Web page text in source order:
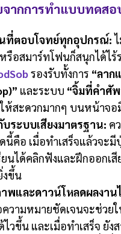
จากการทำแบบทดส
ที่ตอบโจทย์ทุกอุปกรณ์:
รือสมาร์ทโฟนก็สนุกได้ไร้
รองรับทั้งการ “ลาก
และระบบ “จิ้มที่คำศั
ห้สะดวกมากๆ บนหน้าจอ
บระบบเสียงมาตรฐาน: ค
คือ เมื่อทำเสร็จแล้วจะมี
นได้คลิกฟังและฝึกออกเ
งขึ้น
พและดาวน์โหลดผลงาน
วามหมายชัดเจนจะช่วย
วขึ้น และเมื่อทำเสร็จ ยัง